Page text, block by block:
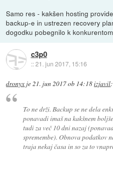
Samo res - kakšen hosting
backup-e in ustrezen recovery
dogodku pobegnilo k
c3p0
::21. jun 2017, 15:16
dronyx je21. jun 2017 ob 14:18izjavil:
To ne drži. Backup se ne dela
ponavadi imaš na kakšnem
tudi za več 10 dni nazaj
spremembe). Obnova podatkov
traja nekaj časa in so za to